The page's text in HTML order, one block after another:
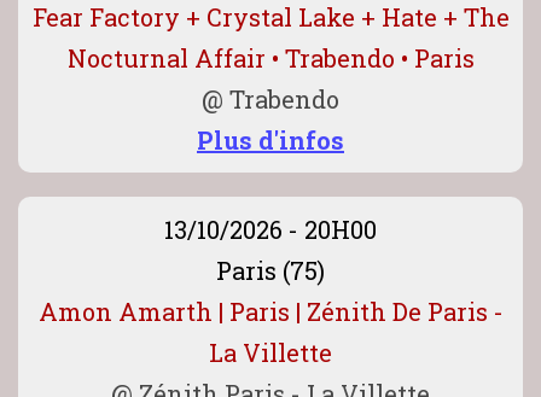
Fear Factory + Crystal Lake + Hate + The
Nocturnal Affair • Trabendo • Paris
@ Trabendo
Plus d'infos
13/10/2026 - 20H00
Paris (75)
Amon Amarth | Paris | Zénith De Paris -
La Villette